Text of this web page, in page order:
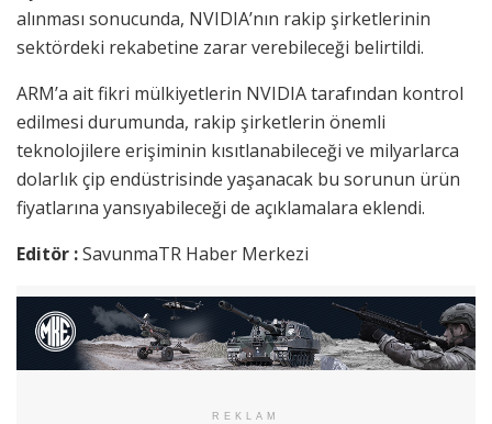
alınması sonucunda, NVIDIA’nın rakip şirketlerinin
sektördeki rekabetine zarar verebileceği belirtildi.
ARM’a ait fikri mülkiyetlerin NVIDIA tarafından kontrol
edilmesi durumunda, rakip şirketlerin önemli
teknolojilere erişiminin kısıtlanabileceği ve milyarlarca
dolarlık çip endüstrisinde yaşanacak bu sorunun ürün
fiyatlarına yansıyabileceği de açıklamalara eklendi.
Editör :SavunmaTR Haber Merkezi
REKLAM